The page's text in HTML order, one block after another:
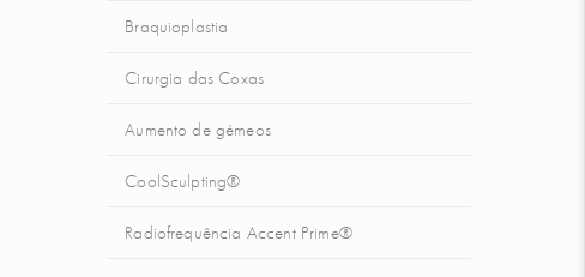
Braquioplastia
Cirurgia das Coxas
Aumento de gémeos
CoolSculpting®
Radiofrequência Accent Prime®